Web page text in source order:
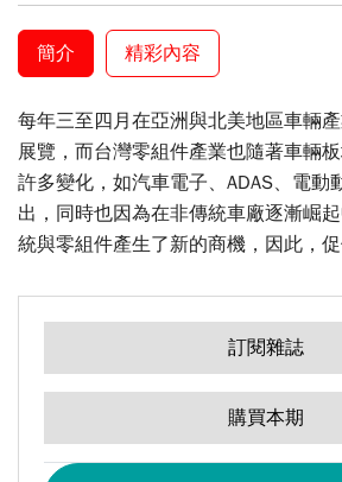
簡介 精彩內容
每年三至四月在亞洲與北美地區車輛
展覽，而台灣零組件產業也隨著車輛
許多變化，如汽車電子、ADAS、電動
出，同時也因為在非傳統車廠逐漸崛
統與零組件產生了新的商機，因此，
發展到無人自動駕駛領域﹐希望透過
業或非專業讀者深入淺出的認識相關
全選
編者的話｜自駕車的自動化與智慧
張禎元
訂閱雜誌
購買本期